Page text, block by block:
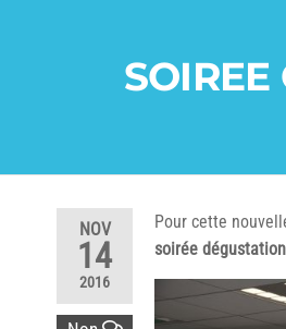
NOV
14
2016
Pour cette
soirée